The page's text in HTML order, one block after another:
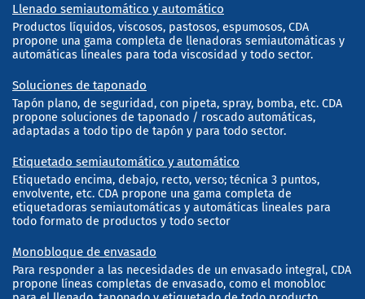
Llenado semiautomático y automático
Productos líquidos, viscosos, pastosos, espumosos, CDA
propone una gama completa de llenadoras semiautomáticas y
automáticas lineales para toda viscosidad y todo sector.
Soluciones de taponado
Tapón plano, de seguridad, con pipeta, spray, bomba, etc. CDA
propone soluciones de taponado / roscado automáticas,
adaptadas a todo tipo de tapón y para todo sector.
Etiquetado semiautomático y automático
Etiquetado encima, debajo, recto, verso; técnica 3 puntos,
envolvente, etc. CDA propone una gama completa de
etiquetadoras semiautomáticas y automáticas lineales para
todo formato de productos y todo sector
Monobloque de envasado
Para responder a las necesidades de un envasado integral, CDA
propone líneas completas de envasado, como el monobloc